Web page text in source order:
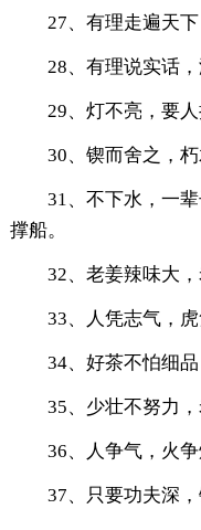
27、有理走遍天下
28、有理说实话，
29、灯不亮，要
30、锲而舍之，
31、不下水，一
撑船。
32、老姜辣味大，
33、人凭志气，虎
34、好茶不怕细品
35、少壮不努力，
36、人争气，火争
37、只要功夫深